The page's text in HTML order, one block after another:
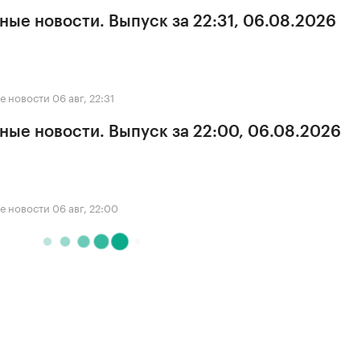
новости. Выпуск за 22:31, 06.08.2026
новости 06 авг, 22:31
новости. Выпуск за 22:00, 06.08.2026
новости 06 авг, 22:00